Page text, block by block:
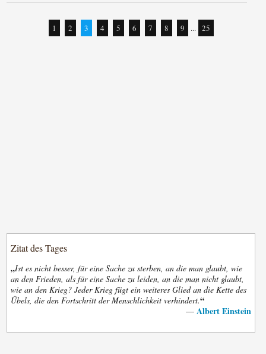
1 2 3 4 5 6 7 8 9 ... 25
Zitat des Tages
„Ist es nicht besser, für eine Sache zu sterben, an die man glaubt, wie
an den Frieden, als für eine Sache zu leiden, an die man nicht glaubt,
wie an den Krieg? Jeder Krieg fügt ein weiteres Glied an die Kette des
Übels, die den Fortschritt der Menschlichkeit verhindert.“
— Albert Einstein